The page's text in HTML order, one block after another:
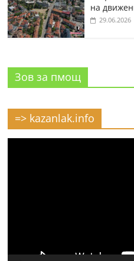
на
29.06.2026
Зов за пмощ
=> kazanlak.info